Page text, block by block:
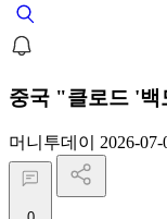
중국 "클로드 '백
머니투데이 2026-07-